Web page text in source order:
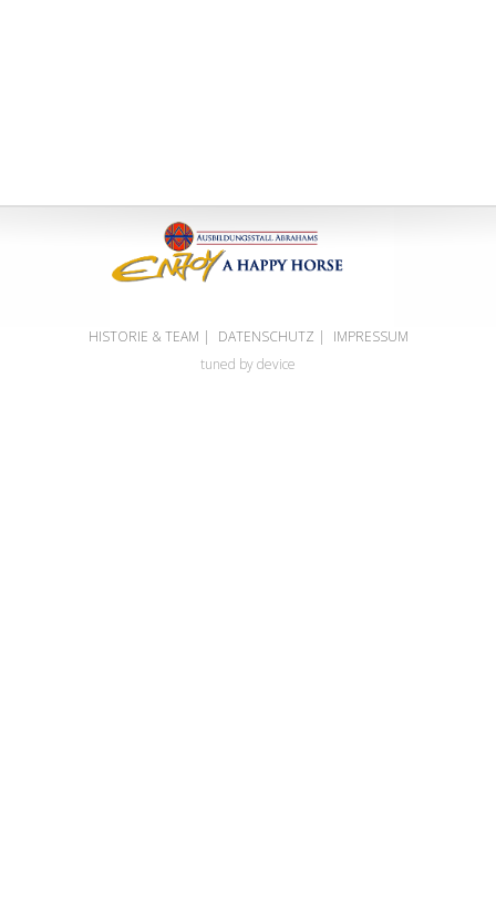
HISTORIE & TEAM | DATENSCHUTZ |
IMPRESSUM
tuned by device